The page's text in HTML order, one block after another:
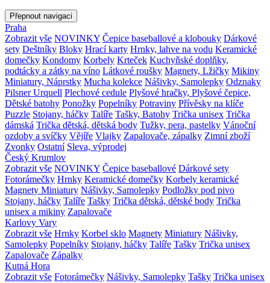
Přepnout navigaci
Praha
Zobrazit vše NOVINKY Čepice baseballové a klobouky Dárkové
sety Deštníky Bloky Hrací karty Hrnky, lahve na vodu Keramické
domečky Kondomy Korbely Krteček Kuchyňské doplňky,
podtácky a zátky na víno Látkové roušky Magnety, Lžičky Mikiny
Miniatury, Náprstky Mucha kolekce Nášivky, Samolepky Odznaky
Pilsner Urquell Plechové cedule Plyšové hračky, Plyšové čepice,
Dětské batohy Ponožky Popelníky Potraviny Přívěsky na klíče
Puzzle Stojany, háčky Talíře Tašky, Batohy Trička unisex Trička
dámská Trička dětská, dětská body Tužky, pera, pastelky Vánoční
ozdoby a svíčky Vějíře Vlajky Zapalovače, zápalky Zimní zboží
Zvonky Ostatní Sleva, výprodej
Český Krumlov
Zobrazit vše NOVINKY Čepice baseballové Dárkové sety
Fotorámečky Hrnky Keramické domečky Korbely keramické
Magnety Miniatury Nášivky, Samolepky Podložky pod pivo
Stojany, háčky Talíře Tašky Trička dětská, dětské body Trička
unisex a mikiny Zapalovače
Karlovy Vary
Zobrazit vše Hrnky Korbel sklo Magnety Miniatury Nášivky,
Samolepky Popelníky Stojany, háčky Talíře Tašky Trička unisex
Zapalovače Zápalky
Kutná Hora
Zobrazit vše Fotorámečky Nášivky, Samolepky Tašky Trička unisex